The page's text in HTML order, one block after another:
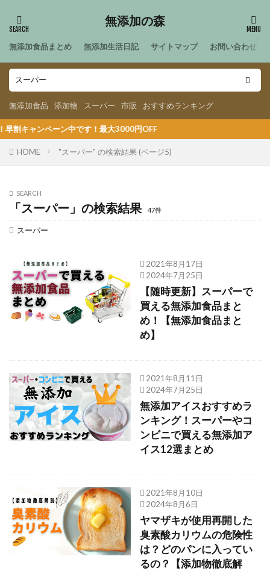
無添加の森
無添加食品まとめ 無添加生活日記 サイトマップ お問い合わせ
無添加食品 添加物 スーパー 市販 おすすめランキング
ーン中です！最大3000円OFF
HOME "スーパー" の検索結果 (ページ5)
SEARCH
「スーパー」の検索結果 47件
スーパー
2021年8月17日
2024年7月25日
【随時更新】スーパーで
買える無添加食品まと
め！【無添加食品まと
め】
2021年8月11日
2024年7月25日
無添加アイスおすすめラ
ンキング！スーパーやコ
ンビニで買える無添加ア
イス12選まとめ
2021年8月10日
2024年8月6日
ヤマザキが使用再開した
臭素酸カリウムの危険性
は？どのパンに入ってい
るの？【添加物徹底解